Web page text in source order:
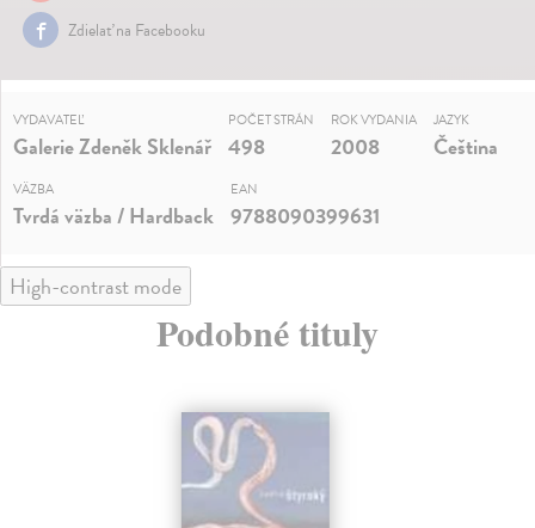
Zdielať na Facebooku
VYDAVATEĽ
Galerie Zdeněk Sklenář
POČET STRÁN
498
ROK VYDANIA
2008
JAZYK
Čeština
VÄZBA
Tvrdá väzba / Hardback
EAN
9788090399631
High-contrast mode
Podobné tituly